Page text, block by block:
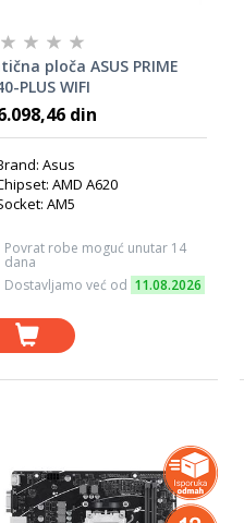
ploča ASUS PRIME
PLUS WIFI
din
Asus
AMD A620
AM5
Povrat robe moguć unutar 14
dana
Dostavljamo već od 11.08.2026